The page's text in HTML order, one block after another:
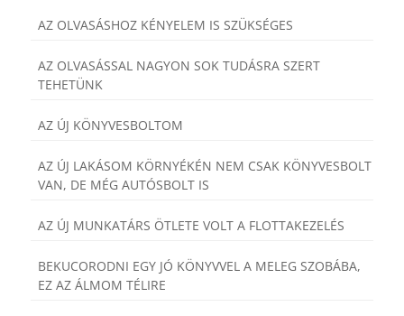
AZ OLVASÁSHOZ KÉNYELEM IS SZÜKSÉGES
AZ OLVASÁSSAL NAGYON SOK TUDÁSRA SZERT
TEHETÜNK
AZ ÚJ KÖNYVESBOLTOM
AZ ÚJ LAKÁSOM KÖRNYÉKÉN NEM CSAK KÖNYVESBOLT
VAN, DE MÉG AUTÓSBOLT IS
AZ ÚJ MUNKATÁRS ÖTLETE VOLT A FLOTTAKEZELÉS
BEKUCORODNI EGY JÓ KÖNYVVEL A MELEG SZOBÁBA,
EZ AZ ÁLMOM TÉLIRE